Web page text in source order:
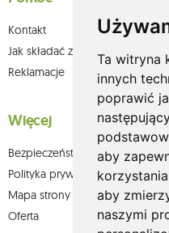
Ta witryna
innych
poprawić
aby
aby
naszymi
Kontakt
Jak składać zamówienia w
Reklamacje
Więcej
Bezpieczeństwo płatności
Polityka prywatności
Mapa strony
Oferta